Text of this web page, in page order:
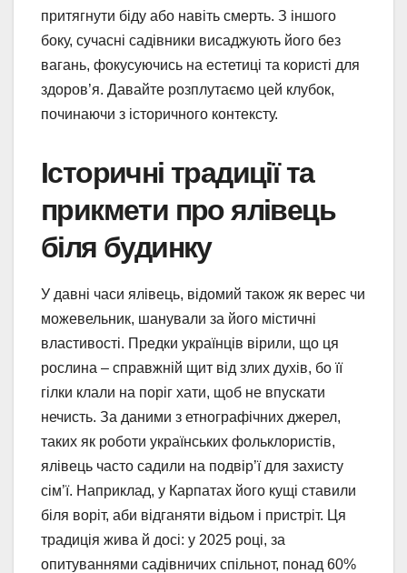
притягнути біду або навіть смерть. З іншого
боку, сучасні садівники висаджують його без
вагань, фокусуючись на естетиці та користі для
здоров’я. Давайте розплутаємо цей клубок,
починаючи з історичного контексту.
Історичні традиції та
прикмети про ялівець
біля будинку
У давні часи ялівець, відомий також як верес чи
можевельник, шанували за його містичні
властивості. Предки українців вірили, що ця
рослина – справжній щит від злих духів, бо її
гілки клали на поріг хати, щоб не впускати
нечисть. За даними з етнографічних джерел,
таких як роботи українських фольклористів,
ялівець часто садили на подвір’ї для захисту
сім’ї. Наприклад, у Карпатах його кущі ставили
біля воріт, аби відганяти відьом і пристріт. Ця
традиція жива й досі: у 2025 році, за
опитуваннями садівничих спільнот, понад 60%